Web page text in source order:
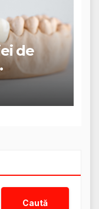
de
Caută